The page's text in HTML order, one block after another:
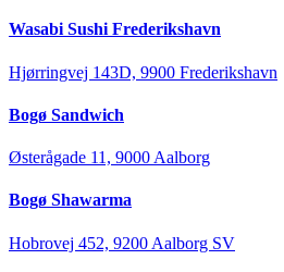
Wasabi Sushi Frederikshavn
Hjørringvej 143D, 9900 Frederikshavn
Bogø Sandwich
Østerågade 11, 9000 Aalborg
Bogø Shawarma
Hobrovej 452, 9200 Aalborg SV